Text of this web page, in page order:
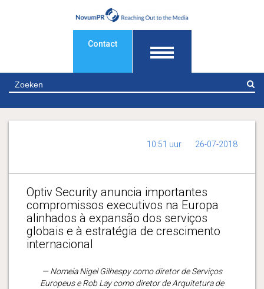
Contact
10:51 uur 26-07-2018
Optiv Security anuncia importantes
compromissos executivos na Europa
alinhados à expansão dos serviços
globais e à estratégia de crescimento
internacional
— Nomeia Nigel Gilhespy como diretor de Serviços
Europeus e Rob Lay como diretor de Arquitetura de